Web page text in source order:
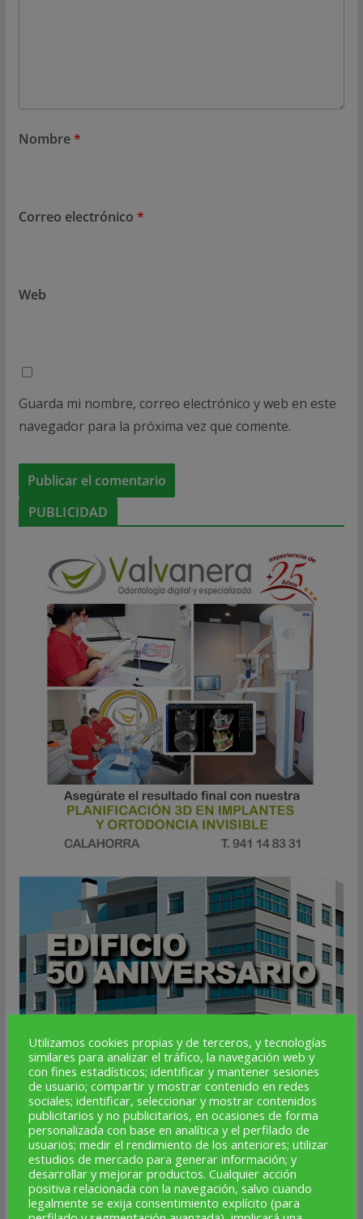
Nombre*
Correo electrónico *
Web
Guarda mi nombre, correo electrónico y web en este
navegador para la próxima vez que comente.
PUBLICIDAD
Utilizamos cookies propias y de terceros, y tecnologías
similares para analizar el tráfico, la navegación web y
con fines estadísticos; identificar y mantener sesiones
de usuario; compartir y mostrar contenido en redes
sociales; identificar, seleccionar y mostrar contenidos
publicitarios y no publicitarios, en ocasiones de forma
personalizada con base en analítica y el perfilado de
usuarios; medir el rendimiento de los anteriores; utilizar
estudios de mercado para generar información; y
desarrollar y mejorar productos. Cualquier acción
positiva relacionada con la navegación, salvo cuando
legalmente se exija consentimiento explícito (para